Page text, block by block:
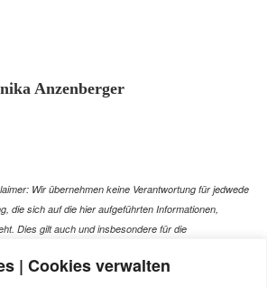
| Cookies verwalten
Anzenberger
Wir übernehmen keine Verantwortung für jedwede
die sich auf die hier aufgeführten Informationen,
Dies gilt auch und insbesondere für die
Vertrauens darstellen können. Bei den Texten auf